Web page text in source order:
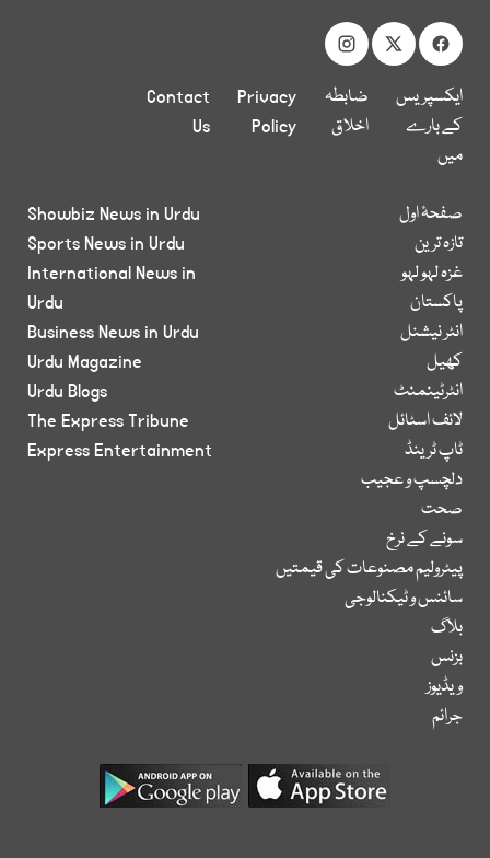
ایکسپریس
کے بارے
میں
ضابطہ
اخلاق
Privacy
Policy
Contact
Us
صفحۂ اول
تازہ ترین
غزہ لہو لہو
پاکستان
انٹر نیشنل
کھیل
انٹرٹینمنٹ
لائف اسٹائل
ٹاپ ٹرینڈ
دلچسپ و عجیب
صحت
سونے کے نرخ
پیٹرولیم مصنوعات کی قیمتیں
سائنس و ٹیکنالوجی
بلاگ
بزنس
ویڈیوز
جرائم
Showbiz News in Urdu
Sports News in Urdu
International News in
Urdu
Business News in Urdu
Urdu Magazine
Urdu Blogs
The Express Tribune
Express Entertainment